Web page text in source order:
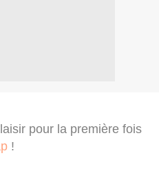
pour la première fois
!